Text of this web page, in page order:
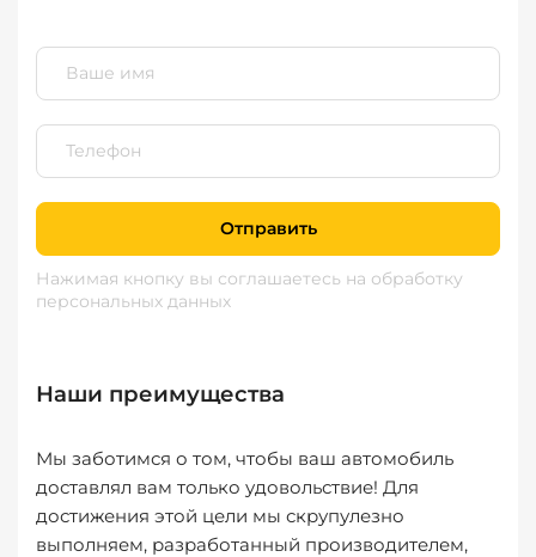
Отправить
Нажимая кнопку вы соглашаетесь на обработку
персональных данных
Наши преимущества
Мы заботимся о том, чтобы ваш автомобиль
доставлял вам только удовольствие! Для
достижения этой цели мы скрупулезно
выполняем, разработанный производителем,